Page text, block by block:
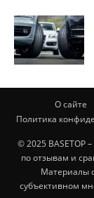
О сайте
Политика
© 2025 BASETOP
по отзывам и
Материалы
субъективном